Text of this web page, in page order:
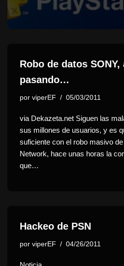
Robo de datos
pasando…
por viperEF 05/03/2011
via Dekazeta.net Siguen las
sus millones de usuarios, y es
suficiente con el robo masivo
Network, hace unas horas la
que…
Hackeo de PSN
por viperEF 04/26/2011